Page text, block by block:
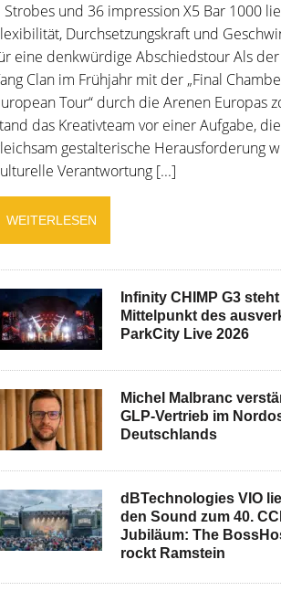
Strobes und 36 impression X5 Bar 1000
Durchsetzungskraft und
eine denkwürdige Abschiedstour Als
Clan im Frühjahr mit der „Final
Tour“ durch die Arenen Europas
das Kreativteam vor einer Aufgabe, die
gestalterische Herausforderung
Verantwortung [...]
WEITERLESEN
Infinity CHIMP G3
Mittelpunkt des
ParkCity Live 2026
Michel Malbranc
GLP-Vertrieb im
Deutschlands
dBTechnologies VIO
den Sound zum 40.
Jubiläum: The
rockt Ramstein